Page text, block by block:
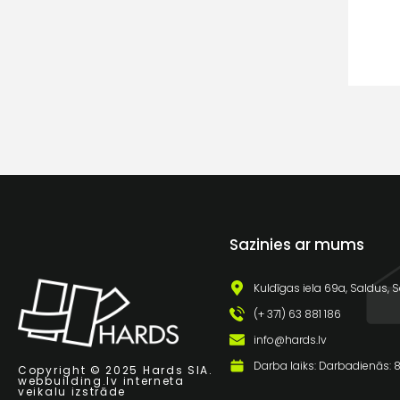
Copyright © 2025 Hards SIA.
webbuilding.lv interneta
veikalu izstrāde
Sazinies ar mums
Kuldīgas iela 69a, Saldus,
(+ 371) 63 881 186
info@hards.lv
Darba laiks: Darbadienās: